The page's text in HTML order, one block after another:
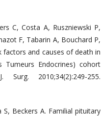
C, Costa А, Ruszniewski Р,
F, Tabarin A, Bouchard P,
factors and causes of death in
Tumeurs Endocrines) cohort
2010;34(2):249-255.
S, Beckers A. Familial pituitary